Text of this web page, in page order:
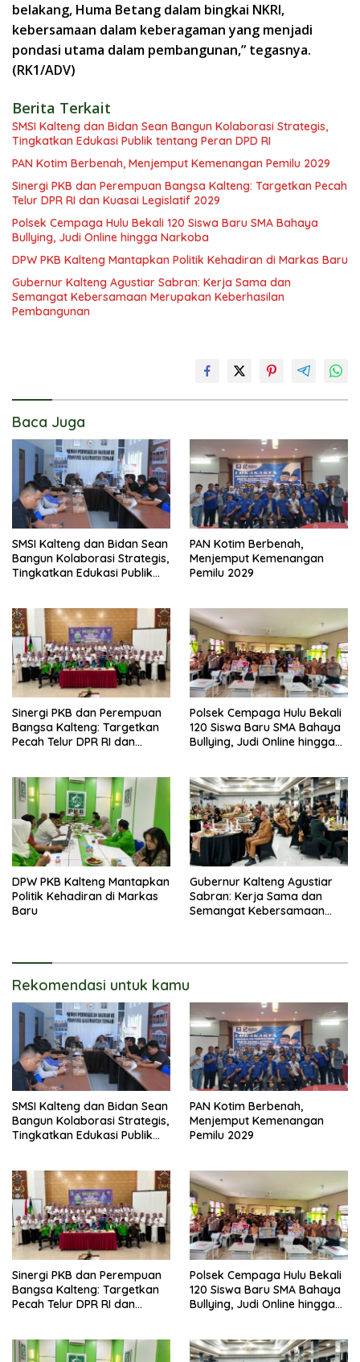
belakang, Huma Betang dalam bingkai NKRI,
kebersamaan dalam keberagaman yang menjadi
pondasi utama dalam pembangunan,” tegasnya.
(RK1/ADV)
Berita Terkait
SMSI Kalteng dan Bidan Sean Bangun Kolaborasi Strategis,
Tingkatkan Edukasi Publik tentang Peran DPD RI
PAN Kotim Berbenah, Menjemput Kemenangan Pemilu 2029
Sinergi PKB dan Perempuan Bangsa Kalteng: Targetkan Pecah
Telur DPR RI dan Kuasai Legislatif 2029
Polsek Cempaga Hulu Bekali 120 Siswa Baru SMA Bahaya
Bullying, Judi Online hingga Narkoba
DPW PKB Kalteng Mantapkan Politik Kehadiran di Markas Baru
Gubernur Kalteng Agustiar Sabran: Kerja Sama dan
Semangat Kebersamaan Merupakan Keberhasilan
Pembangunan
Baca Juga
SMSI Kalteng dan Bidan Sean
Bangun Kolaborasi Strategis,
Tingkatkan Edukasi Publik
PAN Kotim Berbenah,
Menjemput Kemenangan
Pemilu 2029
Sinergi PKB dan Perempuan
Bangsa Kalteng: Targetkan
Pecah Telur DPR RI dan
Polsek Cempaga Hulu Bekali
120 Siswa Baru SMA Bahaya
Bullying, Judi Online hingga
DPW PKB Kalteng Mantapkan
Politik Kehadiran di Markas
Baru
Gubernur Kalteng Agustiar
Sabran: Kerja Sama dan
Semangat Kebersamaan
Rekomendasi untuk kamu
SMSI Kalteng dan Bidan Sean
Bangun Kolaborasi Strategis,
Tingkatkan Edukasi Publik
PAN Kotim Berbenah,
Menjemput Kemenangan
Pemilu 2029
Sinergi PKB dan Perempuan
Bangsa Kalteng: Targetkan
Pecah Telur DPR RI dan
Polsek Cempaga Hulu Bekali
120 Siswa Baru SMA Bahaya
Bullying, Judi Online hingga